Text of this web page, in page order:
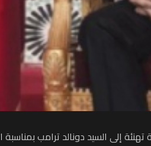
إلى السيد دونالد ترامب بمناسبة